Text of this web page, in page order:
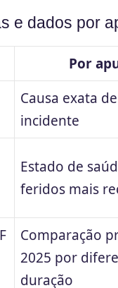
e dados por
Por
Causa exata
incidente
Estado de
feridos mais
Comparação
2025 por
duração